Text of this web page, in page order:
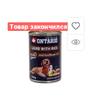
Товар закончился